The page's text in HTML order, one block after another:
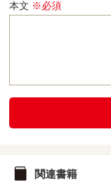
本文 ※必須
関連書籍